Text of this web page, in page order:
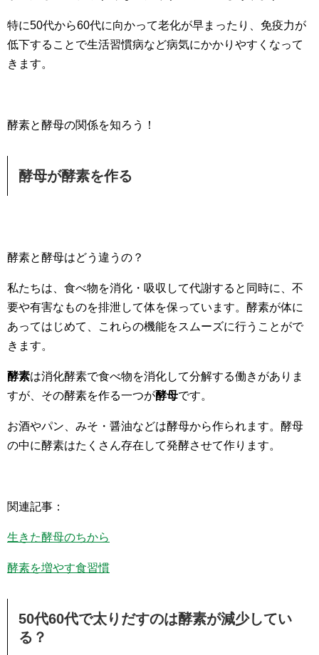
特に50代から60代に向かって老化が早まったり、免疫力が
低下することで生活習慣病など病気にかかりやすくなって
きます。
酵素と酵母の関係を知ろう！
酵母が酵素を作る
酵素と酵母はどう違うの？
私たちは、食べ物を消化・吸収して代謝すると同時に、不
要や有害なものを排泄して体を保っています。酵素が体に
あってはじめて、これらの機能をスムーズに行うことがで
きます。
酵素は消化酵素で食べ物を消化して分解する働きがありま
すが、その酵素を作る一つが酵母です。
お酒やパン、みそ・醤油などは酵母から作られます。酵母
の中に酵素はたくさん存在して発酵させて作ります。
関連記事：
生きた酵母のちから
酵素を増やす食習慣
50代60代で太りだすのは酵素が減少してい
る？